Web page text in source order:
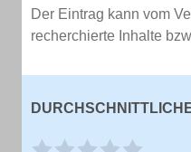
Der Eintrag kann vom
recherchierte Inhalte